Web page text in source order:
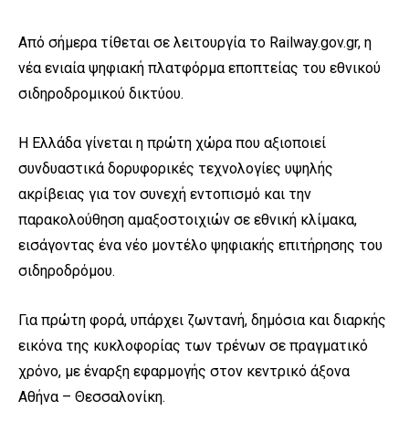
Από σήμερα τίθεται σε λειτουργία το Railway.gov.gr, η
νέα ενιαία ψηφιακή πλατφόρμα εποπτείας του εθνικού
σιδηροδρομικού δικτύου.
Η Ελλάδα γίνεται η πρώτη χώρα που αξιοποιεί
συνδυαστικά δορυφορικές τεχνολογίες υψηλής
ακρίβειας για τον συνεχή εντοπισμό και την
παρακολούθηση αμαξοστοιχιών σε εθνική κλίμακα,
εισάγοντας ένα νέο μοντέλο ψηφιακής επιτήρησης του
σιδηροδρόμου.
Για πρώτη φορά, υπάρχει ζωντανή, δημόσια και διαρκής
εικόνα της κυκλοφορίας των τρένων σε πραγματικό
χρόνο, με έναρξη εφαρμογής στον κεντρικό άξονα
Αθήνα – Θεσσαλονίκη.